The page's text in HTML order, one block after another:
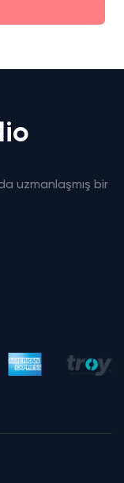
uzmanlaşmış bir